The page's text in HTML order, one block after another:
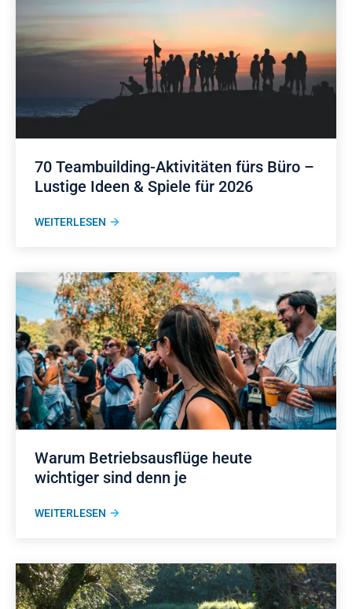
70 Teambuilding-Aktivitäten fürs Büro –
Lustige Ideen & Spiele für 2026
WEITERLESEN
Warum Betriebsausflüge heute
wichtiger sind denn je
WEITERLESEN